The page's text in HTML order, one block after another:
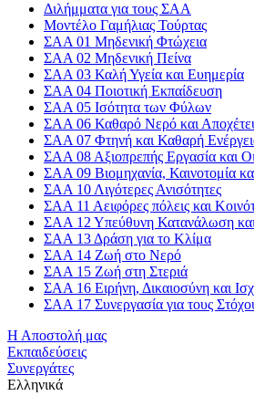
Διλήμματα για τους ΣΑΑ
Μοντέλο Γαμήλιας Τούρτας
ΣΑΑ 01 Μηδενική Φτώχεια
ΣΑΑ 02 Μηδενική Πείνα
ΣΑΑ 03 Καλή Υγεία και Ευημερία
ΣΑΑ 04 Ποιοτική Εκπαίδευση
ΣΑΑ 05 Ισότητα των Φύλων
ΣΑΑ 06 Καθαρό Νερό και
ΣΑΑ 07 Φτηνή και Καθαρή
ΣΑΑ 08 Αξιοπρεπής Εργασία και
ΣΑΑ 09 Βιομηχανία, Καινοτομία
ΣΑΑ 10 Λιγότερες Ανισότητες
ΣΑΑ 11 Αειφόρες πόλεις και
ΣΑΑ 12 Υπεύθυνη Κατανάλωση
ΣΑΑ 13 Δράση για το Κλίμα
ΣΑΑ 14 Ζωή στο Νερό
ΣΑΑ 15 Ζωή στη Στεριά
ΣΑΑ 16 Ειρήνη, Δικαιοσύνη και
ΣΑΑ 17 Συνεργασία για τους
Η Αποστολή μας
Εκπαιδεύσεις
Συνεργάτες
Ελληνικά